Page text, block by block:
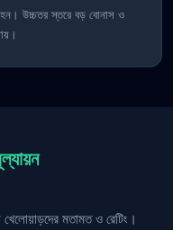
উচ্চতর স্তরে বড় বোনাস ও
খেলোয়াড়দের মতামত ও রেটিং।